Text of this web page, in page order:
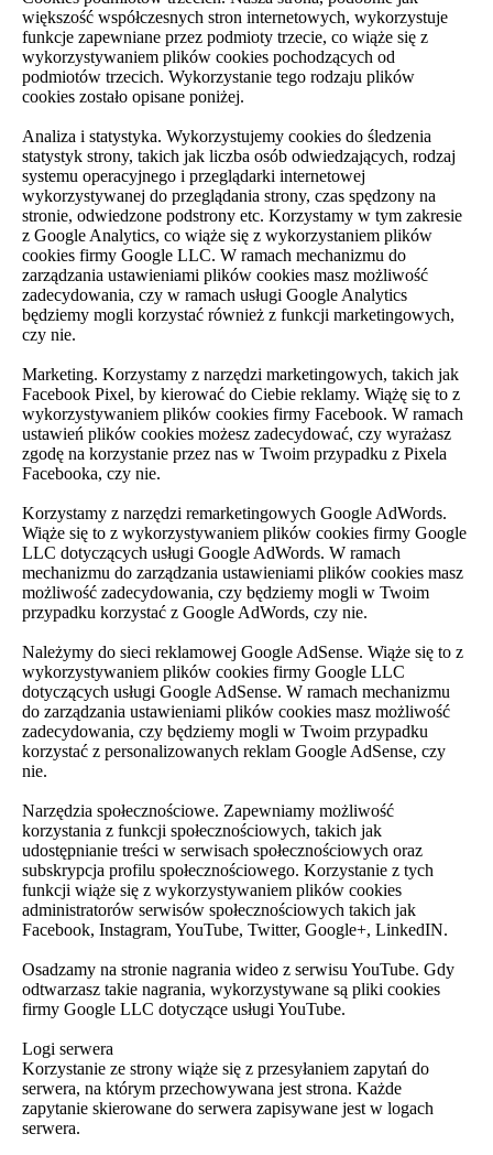
większość współczesnych stron internetowych, wykorzystuje
funkcje zapewniane przez podmioty trzecie, co wiąże się z
wykorzystywaniem plików cookies pochodzących od
podmiotów trzecich. Wykorzystanie tego rodzaju plików
cookies zostało opisane poniżej.
Analiza i statystyka. Wykorzystujemy cookies do śledzenia
statystyk strony, takich jak liczba osób odwiedzających, rodzaj
systemu operacyjnego i przeglądarki internetowej
wykorzystywanej do przeglądania strony, czas spędzony na
stronie, odwiedzone podstrony etc. Korzystamy w tym zakresie
z Google Analytics, co wiąże się z wykorzystaniem plików
cookies firmy Google LLC. W ramach mechanizmu do
zarządzania ustawieniami plików cookies masz możliwość
zadecydowania, czy w ramach usługi Google Analytics
będziemy mogli korzystać również z funkcji marketingowych,
czy nie.
Marketing. Korzystamy z narzędzi marketingowych, takich jak
Facebook Pixel, by kierować do Ciebie reklamy. Wiążę się to z
wykorzystywaniem plików cookies firmy Facebook. W ramach
ustawień plików cookies możesz zadecydować, czy wyrażasz
zgodę na korzystanie przez nas w Twoim przypadku z Pixela
Facebooka, czy nie.
Korzystamy z narzędzi remarketingowych Google AdWords.
Wiąże się to z wykorzystywaniem plików cookies firmy Google
LLC dotyczących usługi Google AdWords. W ramach
mechanizmu do zarządzania ustawieniami plików cookies masz
możliwość zadecydowania, czy będziemy mogli w Twoim
przypadku korzystać z Google AdWords, czy nie.
Należymy do sieci reklamowej Google AdSense. Wiąże się to z
wykorzystywaniem plików cookies firmy Google LLC
dotyczących usługi Google AdSense. W ramach mechanizmu
do zarządzania ustawieniami plików cookies masz możliwość
zadecydowania, czy będziemy mogli w Twoim przypadku
korzystać z personalizowanych reklam Google AdSense, czy
nie.
Narzędzia społecznościowe. Zapewniamy możliwość
korzystania z funkcji społecznościowych, takich jak
udostępnianie treści w serwisach społecznościowych oraz
subskrypcja profilu społecznościowego. Korzystanie z tych
funkcji wiąże się z wykorzystywaniem plików cookies
administratorów serwisów społecznościowych takich jak
Facebook, Instagram, YouTube, Twitter, Google+, LinkedIN.
Osadzamy na stronie nagrania wideo z serwisu YouTube. Gdy
odtwarzasz takie nagrania, wykorzystywane są pliki cookies
firmy Google LLC dotyczące usługi YouTube.
Logi serwera
Korzystanie ze strony wiąże się z przesyłaniem zapytań do
serwera, na którym przechowywana jest strona. Każde
zapytanie skierowane do serwera zapisywane jest w logach
serwera.